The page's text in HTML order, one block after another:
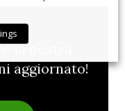
la nostra
aggiornato!